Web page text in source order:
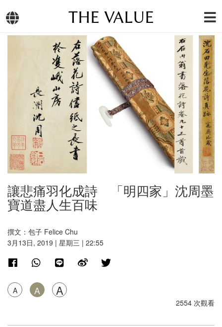
THE VALUE
讓悲痛羽化成詩 「明四家」沈周墨
寶道盡人生百味
撰文：包子 Felice Chu
3月13日, 2019 | 星期三 | 22:55
A A A
2554 次觀看